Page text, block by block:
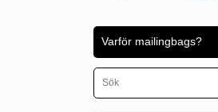
Varför mailingbags?